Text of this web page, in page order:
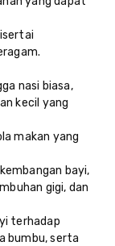
nasi biasa,
kecil yang
makan yang
bayi,
gigi, dan
terhadap
bumbu, serta